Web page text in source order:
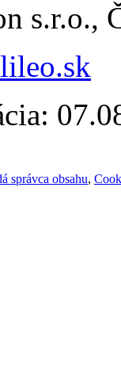
s.r.o.,
správca obsahu,